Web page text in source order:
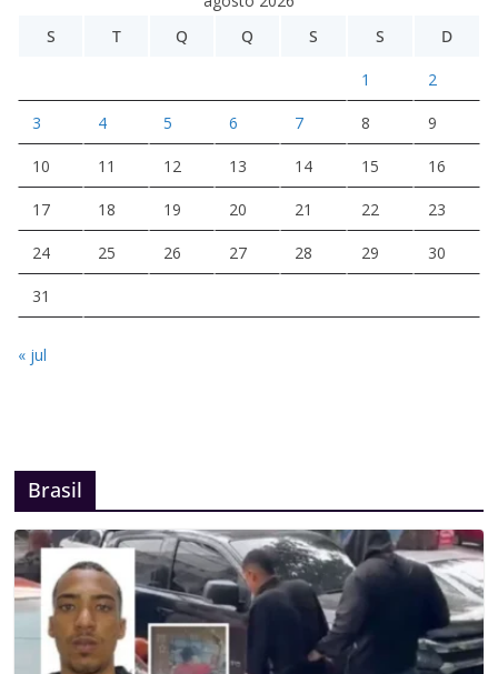
S
T Q Q S S D
1 2
3 4 5 6 7 8 9
10 11 12 13 14 15 16
17 18 19 20 21 22 23
24 25 26 27 28 29 30
31
« jul
Brasil